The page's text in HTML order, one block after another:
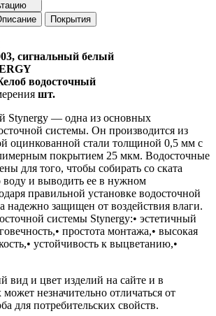
Покрытия
сигнальный белый
водосточный
шт.
Stynergy — одна из основных
системы. Он производится из
оцинкованной стали толщиной 0,5 мм с
покрытием 25 мкм. Водосточные
для того, чтобы собирать со ската
и выводить ее в нужном
правильной установке водосточной
надежно защищен от воздействия влаги.
системы Stynergy:• эстетичный
простота монтажа,• высокая
устойчивость к выцветанию,•
вид и цвет изделий на сайте и в
незначительно отличаться от
для потребительских свойств.